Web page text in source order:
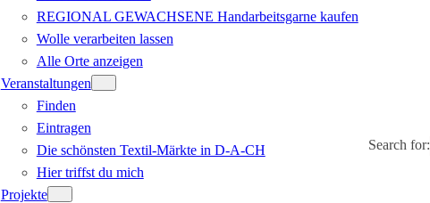
REGIONAL GEWACHSENE Handarbeitsgarne kaufen
Wolle verarbeiten lassen
Alle Orte anzeigen
Veranstaltungen
Finden
Eintragen
Die schönsten Textil-Märkte in D-A-CH
Hier triffst du mich
Projekte
Search for: